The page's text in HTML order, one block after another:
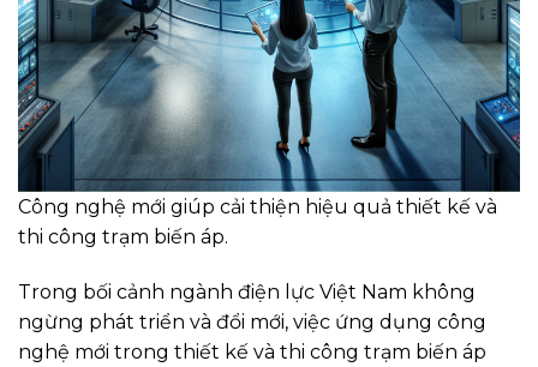
Công nghệ mới giúp cải thiện hiệu quả thiết kế và
thi công trạm biến áp.
Trong bối cảnh ngành điện lực Việt Nam không
ngừng phát triển và đổi mới, việc ứng dụng công
nghệ mới trong thiết kế và thi công trạm biến áp